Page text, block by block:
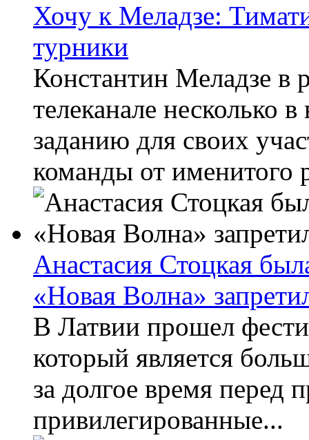
Хочу к Меладзе:
турники
Константин Меладзе в
телеканале несколько
заданию для своих
команды от именитого
Анастасия Стоцкая
«Новая Волна»
В Латвии прошел
который является
за долгое время перед
привилегированные...